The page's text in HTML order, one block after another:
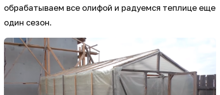
обрабатываем все олифой и радуемся теплице еще
один сезон.